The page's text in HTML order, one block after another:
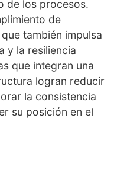
de los procesos.
de
también impulsa
y la resiliencia
que integran una
logran reducir
la consistencia
su posición en el